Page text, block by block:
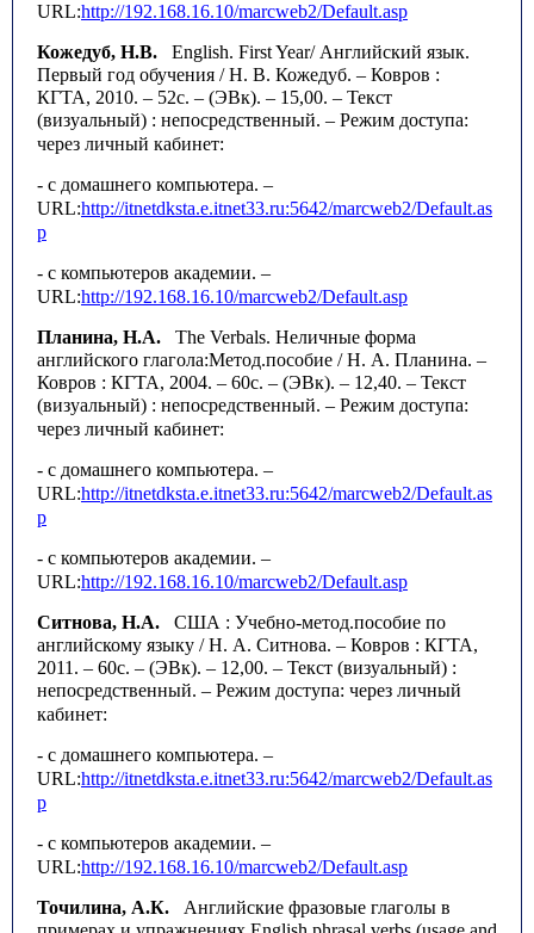
URL:http://192.168.16.10/marcweb2/Default.asp
Кожедуб, Н.В. English. FirstYear/ Английский язык.
Первый год обучения / Н. В. Кожедуб. – Ковров :
КГТА, 2010. – 52с. – (ЭВк). – 15,00. – Текст
(визуальный) : непосредственный. – Режим доступа:
через личный кабинет:
- с домашнего компьютера. –
URL:http://itnetdksta.e.itnet33.ru:5642/marcweb2/Default.as
p
- с компьютеров академии. –
URL:http://192.168.16.10/marcweb2/Default.asp
Планина, Н.А. The Verbals. Неличные форма
английского глагола:Метод.пособие / Н. А. Планина. –
Ковров : КГТА, 2004. – 60с. – (ЭВк). – 12,40. – Текст
(визуальный) : непосредственный. – Режим доступа:
через личный кабинет:
- с домашнего компьютера. –
URL:http://itnetdksta.e.itnet33.ru:5642/marcweb2/Default.as
p
- с компьютеров академии. –
URL:http://192.168.16.10/marcweb2/Default.asp
Ситнова, Н.А. США : Учебно-метод.пособие по
английскому языку / Н. А. Ситнова. – Ковров : КГТА,
2011. – 60с. – (ЭВк). – 12,00. – Текст (визуальный) :
непосредственный. – Режим доступа: через личный
кабинет:
- с домашнего компьютера. –
URL:http://itnetdksta.e.itnet33.ru:5642/marcweb2/Default.as
p
- с компьютеров академии. –
URL:http://192.168.16.10/marcweb2/Default.asp
Точилина, А.К. Английские фразовые глаголы в